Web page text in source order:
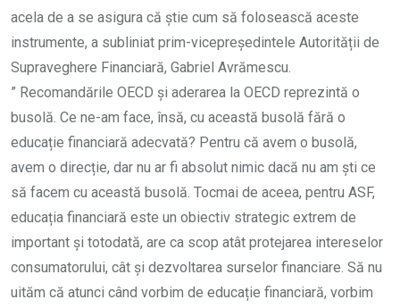
acela de a se asigura că știe cum să folosească aceste
instrumente, a subliniat prim-vicepreședintele Autorității de
Supraveghere Financiară, Gabriel Avrămescu.
” Recomandările OECD și aderarea la OECD reprezintă o
busolă. Ce ne-am face, însă, cu această busolă fără o
educație financiară adecvată? Pentru că avem o busolă,
avem o direcție, dar nu ar fi absolut nimic dacă nu am ști ce
să facem cu această busolă. Tocmai de aceea, pentru ASF,
educația financiară este un obiectiv strategic extrem de
important și totodată, are ca scop atât protejarea intereselor
consumatorului, cât și dezvoltarea surselor financiare. Să nu
uităm că atunci când vorbim de educație financiară, vorbim